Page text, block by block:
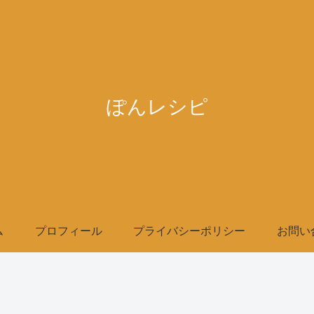
ぽんレシピ
プロフィール プライバシーポリシー お問い